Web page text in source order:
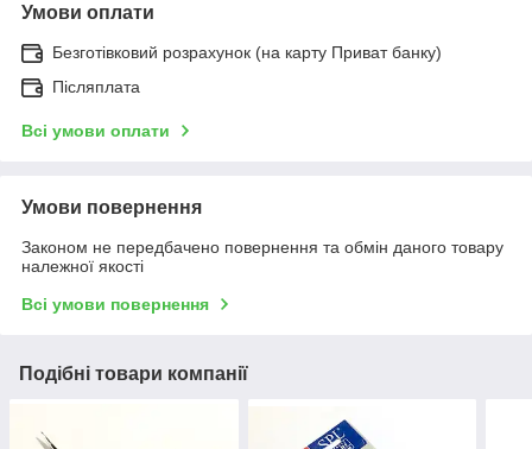
Умови оплати
Безготівковий розрахунок (на карту Приват банку)
Післяплата
Всі умови оплати
Умови повернення
Законом не передбачено повернення та обмін даного товару
належної якості
Всі умови повернення
Подібні товари компанії